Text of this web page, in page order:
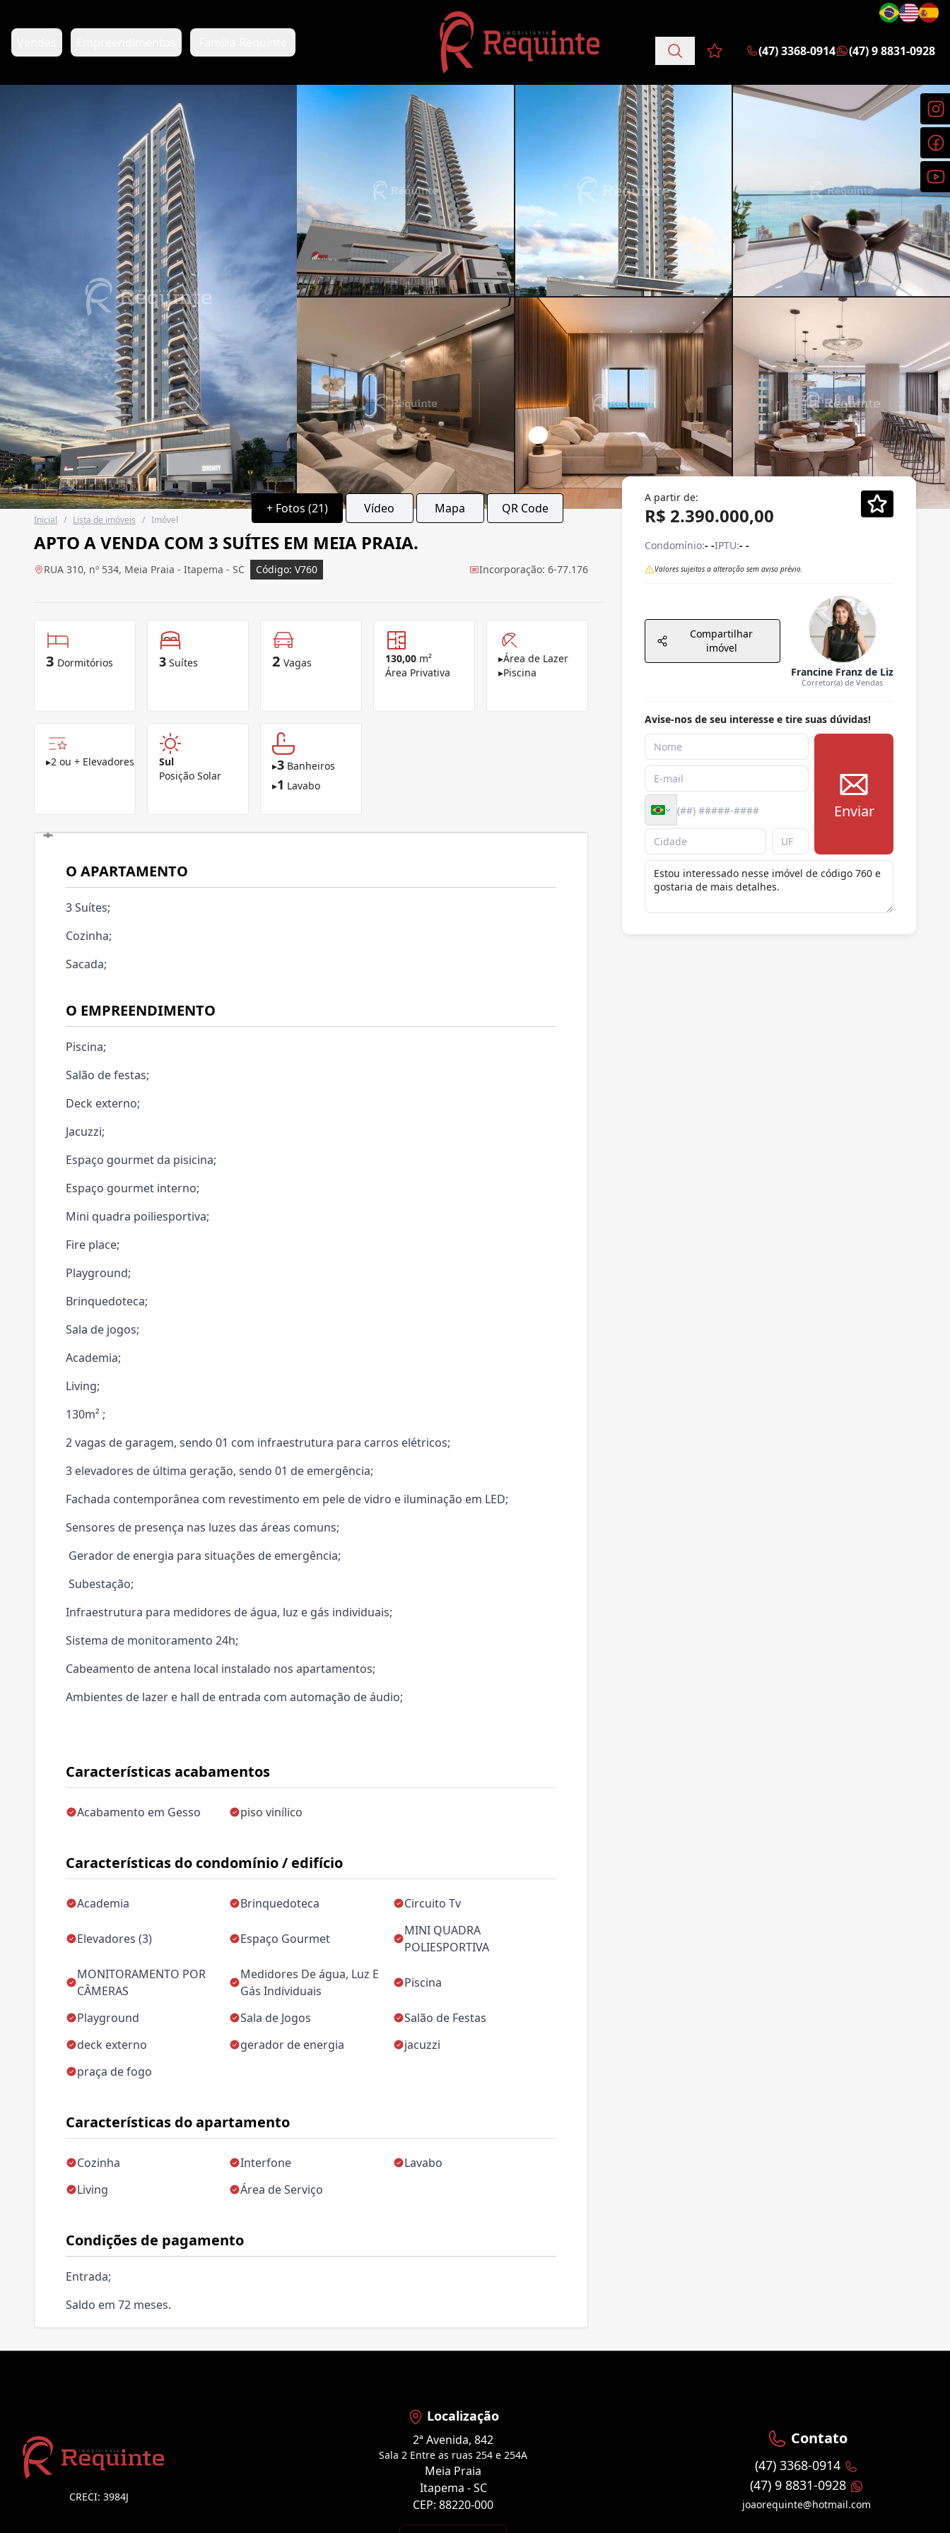
Favoritos (0 itens)
(47) 3368-0914 (47) 9 8831-0928
+ Fotos (21) Vídeo Mapa QR Code
Inicial / Lista de imóveis / Imóvel
APTO A VENDA COM 3 SUÍTES EM MEIA PRAIA.
RUA 310, nº 534, Meia Praia - Itapema - SC Código: V760 Incorporação: 6-77.176
3 Dormitórios 3 Suítes 2 Vagas 130,00 m²
Área Privativa
▸Área de Lazer
▸Piscina
▸2 ou + Elevadores
Sul
Posição Solar
▸3 Banheiros
▸1 Lavabo
Características acabamentos
Acabamento em Gesso piso vinílico
Características do condomínio / edifício
Academia Brinquedoteca Circuito Tv
Elevadores (3) Espaço Gourmet
MINI QUADRA
POLIESPORTIVA
MONITORAMENTO POR
CÂMERAS
Medidores De água, Luz E
Gás Individuais
Piscina
Playground Sala de Jogos
Salão de Festas
deck externo
gerador de energia
jacuzzi
praça de fogo
Características do apartamento
Cozinha Interfone
Lavabo
Living
Área de Serviço
O APARTAMENTO
3 Suítes;
Cozinha;
Sacada;
O EMPREENDIMENTO
Piscina;
Salão de festas;
Deck externo;
Jacuzzi;
Espaço gourmet da pisicina;
Espaço gourmet interno;
Mini quadra poiliesportiva;
Fire place;
Playground;
Brinquedoteca;
Sala de jogos;
Academia;
Living;
130m² ;
2 vagas de garagem, sendo 01 com infraestrutura para carros elétricos;
3 elevadores de última geração, sendo 01 de emergência;
Fachada contemporânea com revestimento em pele de vidro e iluminação em LED;
Sensores de presença nas luzes das áreas comuns;
Gerador de energia para situações de emergência;
Subestação;
Infraestrutura para medidores de água, luz e gás individuais;
Sistema de monitoramento 24h;
Cabeamento de antena local instalado nos apartamentos;
Ambientes de lazer e hall de entrada com automação de áudio;
Condições de pagamento
Entrada;
Saldo em 72 meses.
A partir de:
R$ 2.390.000,00
Condomínio:- -IPTU:- -
Valores sujeitos a alteração sem aviso prévio.
Compartilhar
imóvel
Francine Franz de Liz
Corretor(a) de Vendas
Avise-nos de seu interesse e tire suas dúvidas!
Enviar
CRECI: 3984J
Localização
2ª Avenida, 842
Sala 2 Entre as ruas 254 e 254A
Meia Praia
Itapema - SC
CEP: 88220-000
Contato
(47) 3368-0914
(47) 9 8831-0928
joaorequinte@hotmail.com